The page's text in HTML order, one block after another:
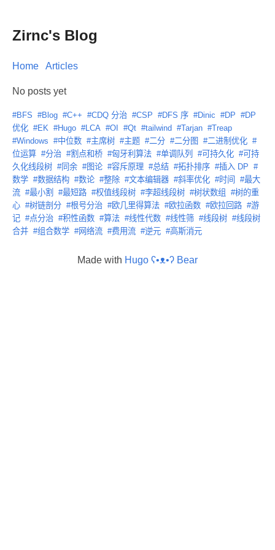
Zirnc's Blog
Home Articles
No posts yet
#BFS #Blog #C++ #CDQ 分治 #CSP #DFS 序 #Dinic #DP #DP
优化 #EK #Hugo #LCA #OI #Qt #tailwind #Tarjan #Treap
#Windows #中位数 #主席树 #主题 #二分 #二分图 #二进制优化 #
位运算 #分治 #割点和桥 #匈牙利算法 #单调队列 #可持久化 #可持
久化线段树 #同余 #图论 #容斥原理 #总结 #拓扑排序 #插入 DP #
数学 #数据结构 #数论 #整除 #文本编辑器 #斜率优化 #时间
#最大
流 #最小割 #最短路 #权值线段树 #李超线段树 #树状数组
#树的重
心 #树链剖分 #根号分治 #欧几里得算法 #欧拉函数 #欧拉回路 #游
记 #点分治 #积性函数 #算法 #线性代数 #线性筛 #线段树 #线段树
合并 #组合数学 #网络流 #费用流 #逆元 #高斯消元
Made with Hugo ʕ•ᴥ•ʔ Bear